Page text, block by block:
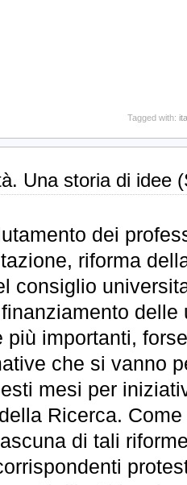
Tagged with:
Una storia di idee
dei
riforma
consiglio
più importanti,
che si vanno
mesi per
Ricerca.
di tali